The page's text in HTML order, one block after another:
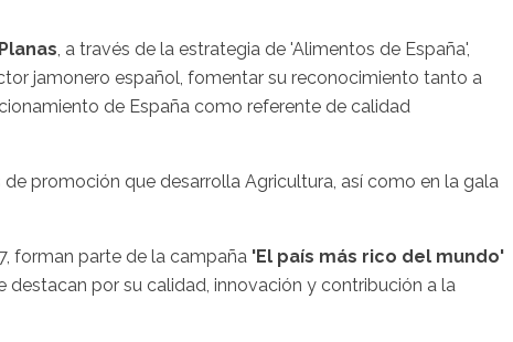
, a través de la estrategia de 'Alimentos de España',
jamonero español, fomentar su reconocimiento tanto a
de España como referente de calidad
promoción que desarrolla Agricultura, así como en la gala
forman parte de la campaña 'El país más rico del mundo'
por su calidad, innovación y contribución a la